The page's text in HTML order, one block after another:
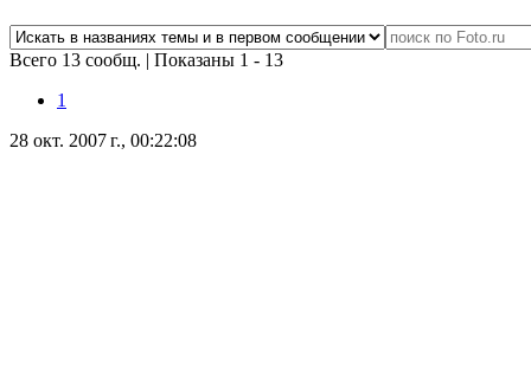
Всего 13 сообщ. | Показаны 1 - 13
1
28 окт. 2007 г., 00:22:08